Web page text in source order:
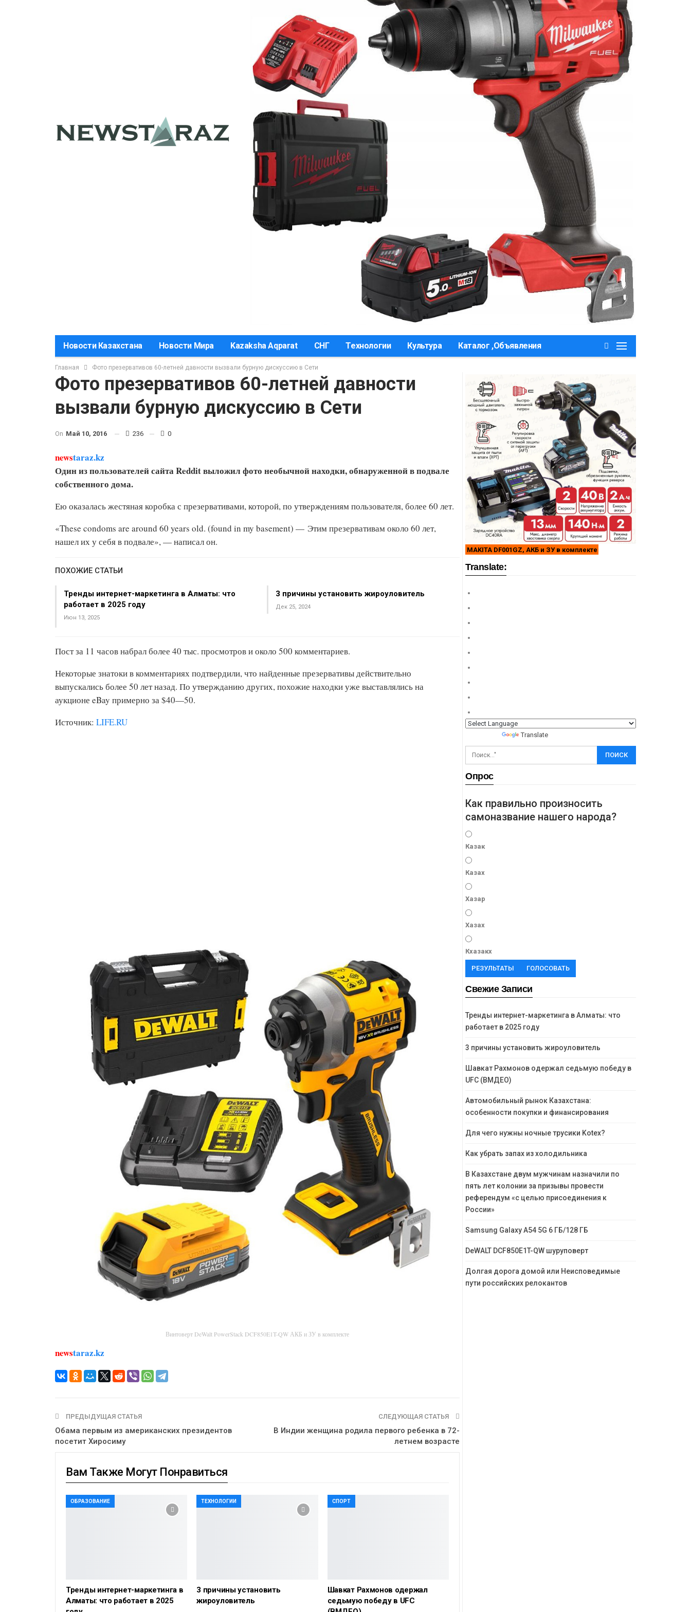
Новости Казахстана Новости Мира Kazaksha Aqparat СНГ Технологии Культура Каталог ,Объявления
Главная Фото презервативов 60-летней давности вызвали бурную дискуссию в Сети
Фото презервативов 60-летней давности
вызвали бурную дискуссию в Сети
On Май 10, 2016 236 0
newstaraz.kz
Один из пользователей сайта Reddit выложил фото необычной находки, обнаруженной в подвале
собственного дома.
Ею оказалась жестяная коробка с презервативами, которой, по утверждениям пользователя, более 60 лет.
«These condoms are around 60 years old. (found in my basement) — Этим презервативам около 60 лет,
нашел их у себя в подвале», — написал он.
ПОХОЖИЕ СТАТЬИ
Тренды интернет-маркетинга в Алматы: что
работает в 2025 году
Июн 13, 2025
3 причины установить жироуловитель
Дек 25, 2024
Пост за 11 часов набрал более 40 тыс. просмотров и около 500 комментариев.
Некоторые знатоки в комментариях подтвердили, что найденные презервативы действительно
выпускались более 50 лет назад. По утвержданию других, похожие находки уже выставлялись на
аукционе eBay примерно за $40—50.
Источник: LIFE.RU
Винтоверт DeWalt PowerStack DCF850E1T-QW АКБ и ЗУ в комплекте
newstaraz.kz
ПРЕДЫДУЩАЯ СТАТЬЯ
Обама первым из американских президентов
посетит Хиросиму
СЛЕДУЮЩАЯ СТАТЬЯ
В Индии женщина родила первого ребенка в 72-
летнем возрасте
Вам Также Могут Понравиться
ОБРАЗОВАНИЕ
Тренды интернет-маркетинга в
Алматы: что работает в 2025
ТЕХНОЛОГИИ
3 причины установить
жироуловитель
СПОРТ
Шавкат Рахмонов одержал
седьмую победу в UFC
MAKITA DF001GZ, АКБ и ЗУ в комплекте
Translate:
Translate
Опрос
Как правильно произносить
самоназвание нашего народа?
Казак
Казах
Хазар
Хазах
Кхазакх
РЕЗУЛЬТАТЫ ГОЛОСОВАТЬ
Свежие Записи
Тренды интернет-маркетинга в Алматы: что
работает в 2025 году
3 причины установить жироуловитель
Шавкат Рахмонов одержал седьмую победу в
UFC (ВМДЕО)
Автомобильный рынок Казахстана:
особенности покупки и финансирования
Для чего нужны ночные трусики Kotex?
Как убрать запах из холодильника
В Казахстане двум мужчинам назначили по
пять лет колонии за призывы провести
референдум «с целью присоединения к
России»
Samsung Galaxy A54 5G 6 ГБ/128 ГБ
DeWALT DCF850E1T-QW шуруповерт
Долгая дорога домой или Неисповедимые
пути российских релокантов